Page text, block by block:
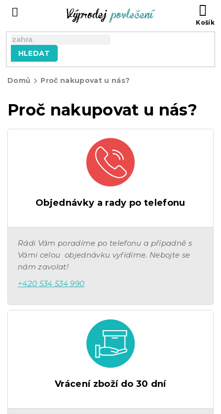
HLEDAT
Domů Proč nakupovat u nás?
Proč nakupovat u nás?
Objednávky a rady po telefonu
Rádi Vám poradíme po telefonu a případně s
Vámi celou objednávku vyřídíme. Nebojte se
nám zavolat!
+420 534 534 990
Vrácení zboží do 30 dní